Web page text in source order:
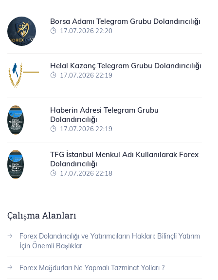
Borsa Adamı Telegram Grubu Dolandırıcılığı
17.07.2026 22:20
Helal Kazanç Telegram Grubu Dolandırıcılığı
17.07.2026 22:19
Haberin Adresi Telegram Grubu
Dolandırıcılığı
17.07.2026 22:19
TFG İstanbul Menkul Adı Kullanılarak Forex
Dolandırıcılığı
17.07.2026 22:18
Çalışma Alanları
Forex Dolandırıcılığı ve Yatırımcıların Hakları: Bilinçli Yatırım
İçin Önemli Başlıklar
Forex Mağdurları Ne Yapmalı Tazminat Yolları ?